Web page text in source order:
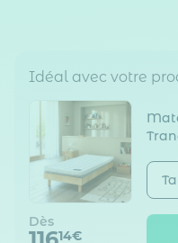
Idéal avec votre
Dès
14€